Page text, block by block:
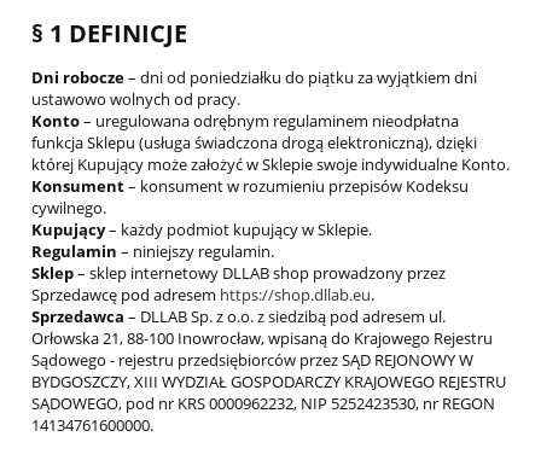
§ 1 DEFINICJE
Dni robocze– dni od poniedziałku do piątku za wyjątkiem dni
ustawowo wolnych od pracy.
Konto– uregulowana odrębnym regulaminem nieodpłatna
funkcja Sklepu (usługa świadczona drogą elektroniczną), dzięki
której Kupujący może założyć w Sklepie swoje indywidualne Konto.
Konsument– konsument w rozumieniu przepisów Kodeksu
cywilnego.
Kupujący– każdy podmiot kupujący w Sklepie.
Regulamin – niniejszy regulamin.
Sklep– sklep internetowy DLLAB shop prowadzony przez
Sprzedawcę pod adresem https://shop.dllab.eu.
Sprzedawca – DLLAB Sp. z o.o. z siedzibą pod adresem ul.
Orłowska 21, 88-100 Inowrocław, wpisaną do Krajowego Rejestru
Sądowego - rejestru przedsiębiorców przez SĄD REJONOWY W
BYDGOSZCZY, XIII WYDZIAŁ GOSPODARCZY KRAJOWEGO REJESTRU
SĄDOWEGO, pod nr KRS 0000962232, NIP 5252423530, nr REGON
14134761600000.